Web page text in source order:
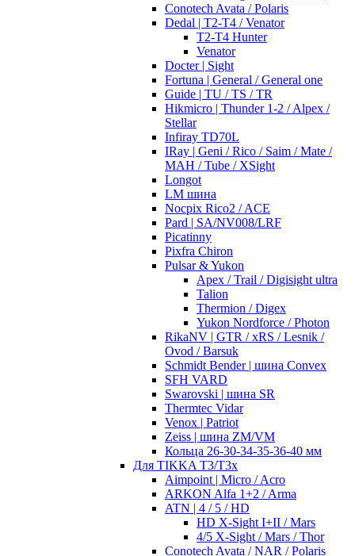
Conotech Avata / Polaris
Dedal | T2-T4 / Venator
T2-T4 Hunter
Venator
Docter | Sight
Fortuna | General / General one
Guide | TU / TS / TR
Hikmicro | Thunder 1-2 / Alpex /
Stellar
Infiray TD70L
IRay | Geni / Rico / Saim / Mate /
MAH / Tube / XSight
Longot
LM шина
Nocpix Rico2 / ACE
Pard | SA/NV008/LRF
Picatinny
Pixfra Chiron
Pulsar & Yukon
Apex / Trail / Digisight ultra
Talion
Thermion / Digex
Yukon Nordforce / Photon
RikaNV | GTR / xRS / Lesnik /
Ovod / Barsuk
Schmidt Bender | шина Convex
SFH VARD
Swarovski | шина SR
Thermtec Vidar
Venox | Patriot
Zeiss | шина ZM/VM
Кольца 26-30-34-35-36-40 мм
Для TIKKA T3/T3x
Aimpoint | Micro / Acro
ARKON Alfa 1+2 / Arma
ATN | 4 / 5 / HD
HD X-Sight I+II / Mars
4/5 X-Sight / Mars / Thor
Conotech Avata / NAR / Polaris